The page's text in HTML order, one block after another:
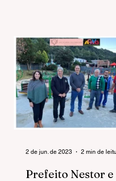
Prefeito Nestor e
2 de jun. de 2023 2 min de